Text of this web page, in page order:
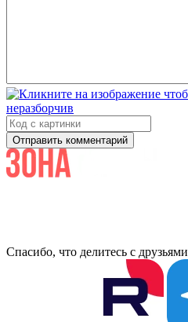
Отправить комментарий
Спасибо, что делитесь с друзьями